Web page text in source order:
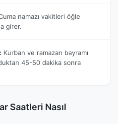
namazı vakitleri öğle
girer.
Kurban ve ramazan bayramı
45-50 dakika sonra
Saatleri Nasıl